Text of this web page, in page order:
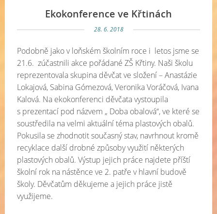
Ekokonference ve Křtinách
28. 6. 2018
Podobně jako v loňském školním roce i letos jsme se
21.6. zúčastnili akce pořádané ZŠ Křtiny. Naši školu
reprezentovala skupina děvčat ve složení – Anastázie
Lokajová, Sabina Gómezová, Veronika Voráčová, Ivana
Kalová. Na ekokonferenci děvčata vystoupila
s prezentací pod názvem „ Doba obalová“, ve které se
soustředila na velmi aktuální téma plastových obalů.
Pokusila se zhodnotit současný stav, navrhnout kromě
recyklace další drobné způsoby využití některých
plastových obalů. Výstup jejich práce najdete příští
školní rok na nástěnce ve 2. patře v hlavní budově
školy. Děvčatům děkujeme a jejich práce jistě
využijeme.